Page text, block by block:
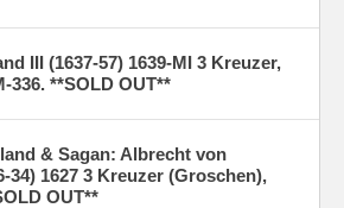
III (1637-57) 1639-MI 3 Kreuzer,
336. **SOLD OUT**
& Sagan: Albrecht von
34) 1627 3 Kreuzer (Groschen),
OUT**